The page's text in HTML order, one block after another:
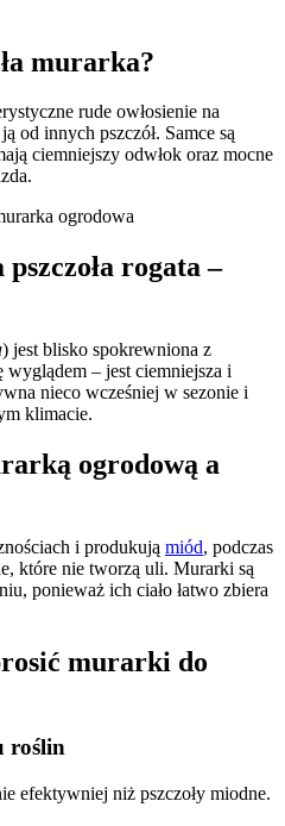
murarka?
rude owłosienie na
od innych pszczół. Samce są
ciemniejszy odwłok oraz mocne
rogata –
) jest blisko spokrewniona z
– jest ciemniejsza i
nieco wcześniej w sezonie i
klimacie.
ogrodową a
i produkują miód, podczas
które nie tworzą uli. Murarki są
ponieważ ich ciało łatwo zbiera
murarki do
roślin
efektywniej niż pszczoły miodne.